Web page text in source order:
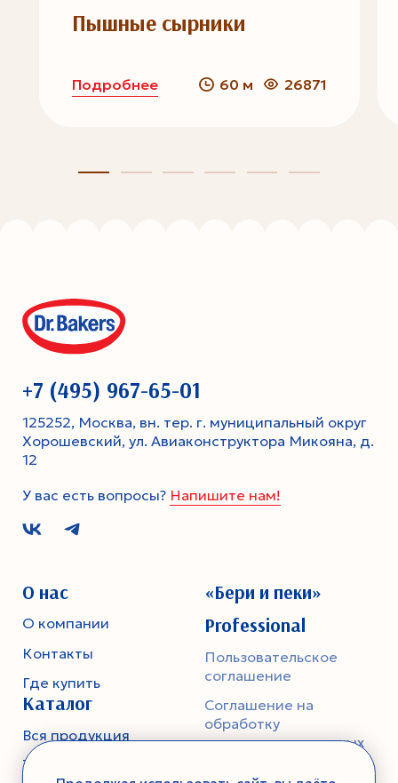
Пышные сырники
Подробнее 60 м 26871
+7 (495) 967-65-01
125252, Москва, вн. тер. г. муниципальный округ
Хорошевский, ул. Авиаконструктора Микояна, д.
12
У вас есть вопросы? Напишите нам!
О нас
О компании
Контакты
Где купить
Каталог
Вся продукция
Тесто
«Бери и пеки»
Professional
Пользовательское
соглашение
Соглашение на
обработку
персональных данных